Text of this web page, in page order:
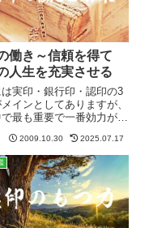
働き～信頼を得て
人生を充実させる
実印・銀行印・認印の3
インとしてありますが、
最も重要で一番効力が高
、と言っても過言ではあり
意外と重要な認印の力し
して認印が実印の働き・
回ることもあります。
2009.10.30 2025.07.17